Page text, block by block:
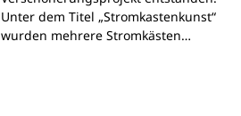
Unter dem Titel „Stromkastenkunst“
wurden mehrere Stromkästen…